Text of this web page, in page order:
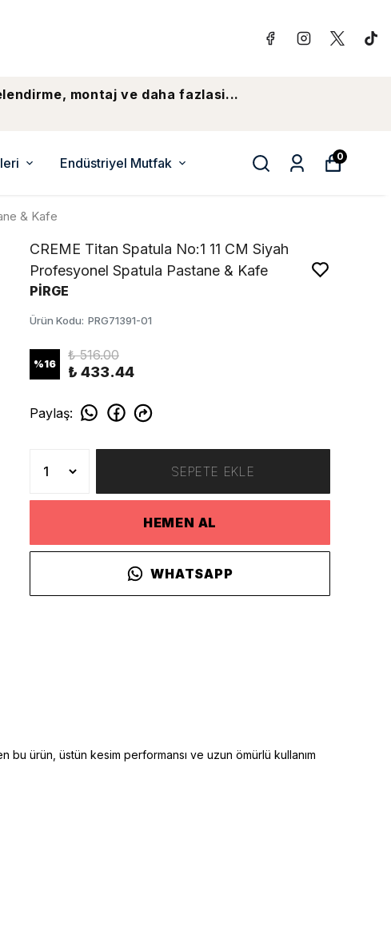
montaj ve daha fazlasi...
Endüstriyel Mutfak 0
& Kafe
CREME Titan Spatula No:1 11 CM Siyah
Profesyonel Spatula Pastane & Kafe
PİRGE
Ürün Kodu: PRG71391-01
%16
₺ 516.00
₺ 433.44
Paylaş:
SEPETE EKLE
HEMEN AL
WHATSAPP
bu ürün, üstün kesim performansı ve uzun ömürlü kullanım